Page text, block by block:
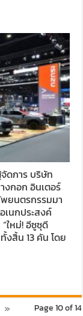
ดการ บริษัท
งกอก อินเตอร์
พยนตรกรรมมา
นกประสงค์
ใหม่! อีซูซุดี
งสิ้น 13 คัน โดย
Page 10 of 14
»